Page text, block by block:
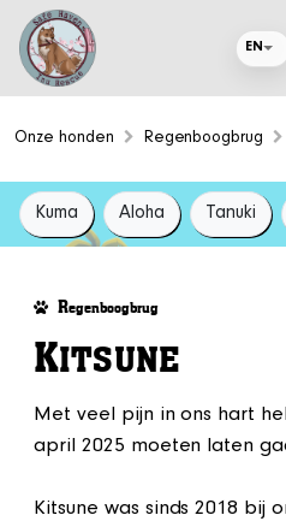
EN
Onze honden Regenboogbrug
Kuma Aloha Tanuki
Regenboogbrug
KITSUNE
Met veel pijn in ons hart
april 2025 moeten laten
Kitsune was sinds 2018 bij